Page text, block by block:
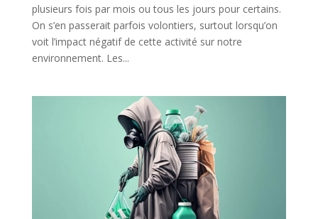
plusieurs fois par mois ou tous les jours pour certains.
On s’en passerait parfois volontiers, surtout lorsqu’on
voit l’impact négatif de cette activité sur notre
environnement. Les...